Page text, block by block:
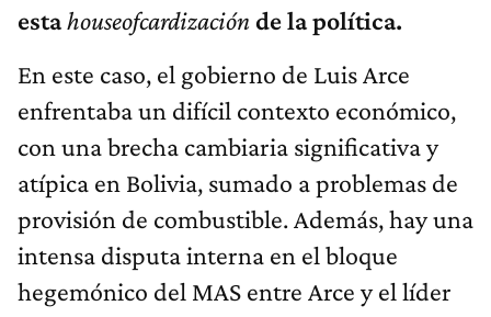
estahouseofcardización de la política.
En este caso, el gobierno de Luis Arce
enfrentaba un difícil contexto económico,
con una brecha cambiaria significativa y
atípica en Bolivia, sumado a problemas de
provisión de combustible. Además, hay una
intensa disputa interna en el bloque
hegemónico del MAS entre Arce y el líder